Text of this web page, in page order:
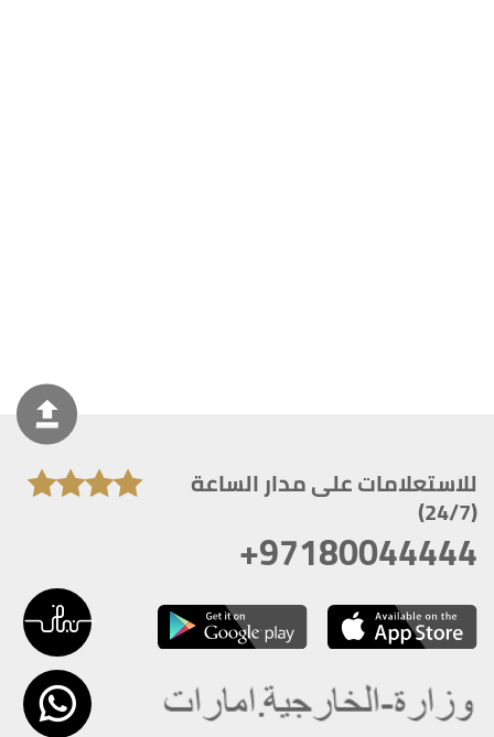
للاستعلامات على مدار الساعة
(24/7)
+97180044444